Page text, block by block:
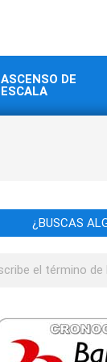
ASCENSO DE
ESCALA
¿BUSCAS